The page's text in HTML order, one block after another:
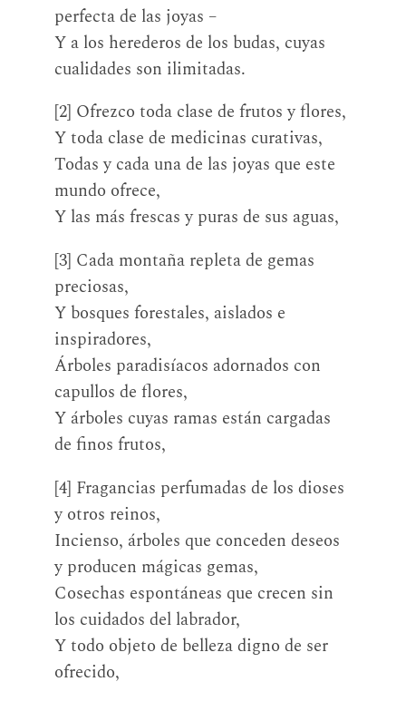
perfecta de las joyas –
Y a los herederos de los budas, cuyas
cualidades son ilimitadas.
[2] Ofrezco toda clase de frutos y flores,
Y toda clase de medicinas curativas,
Todas y cada una de las joyas que este
mundo ofrece,
Y las más frescas y puras de sus aguas,
[3] Cada montaña repleta de gemas
preciosas,
Y bosques forestales, aislados e
inspiradores,
Árboles paradisíacos adornados con
capullos de flores,
Y árboles cuyas ramas están cargadas
de finos frutos,
[4] Fragancias perfumadas de los dioses
y otros reinos,
Incienso, árboles que conceden deseos
y producen mágicas gemas,
Cosechas espontáneas que crecen sin
los cuidados del labrador,
Y todo objeto de belleza digno de ser
ofrecido,